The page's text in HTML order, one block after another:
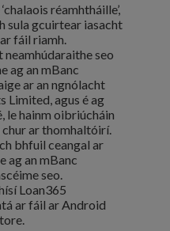
réamhtháille’,
sula gcuirtear iasacht
fáil riamh.
neamhúdaraithe seo
ag an mBanc
ar an ngnólacht
Limited, agus é ag
le hainm oibriúcháin
chur ar thomhaltóirí.
bhfuil ceangal ar
ag an mBanc
seo.
Loan365
ar fáil ar Android